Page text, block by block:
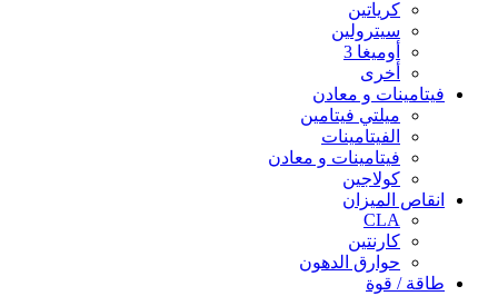
كرياتين
سيترولين
أوميغا 3
أخرى
فيتامينات و معادن
ميلتي فيتامين
الفيتامينات
فيتامينات و معادن
كولاجين
انقاص الميزان
CLA
كارنتين
حوارق الدهون
طاقة / قوة